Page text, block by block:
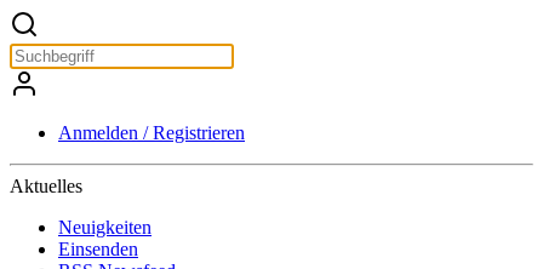
Anmelden / Registrieren
Aktuelles
Neuigkeiten
Einsenden